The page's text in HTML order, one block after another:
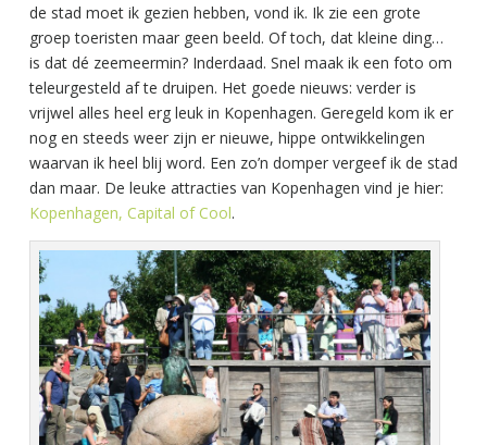
de stad moet ik gezien hebben, vond ik. Ik zie een grote
groep toeristen maar geen beeld. Of toch, dat kleine ding…
is dat dé zeemeermin? Inderdaad. Snel maak ik een foto om
teleurgesteld af te druipen. Het goede nieuws: verder is
vrijwel alles heel erg leuk in Kopenhagen. Geregeld kom ik er
nog en steeds weer zijn er nieuwe, hippe ontwikkelingen
waarvan ik heel blij word. Een zo’n domper vergeef ik de stad
dan maar. De leuke attracties van Kopenhagen vind je hier:
Kopenhagen, Capital of Cool.